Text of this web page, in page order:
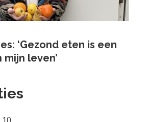
‘Gezond eten is een
leven’